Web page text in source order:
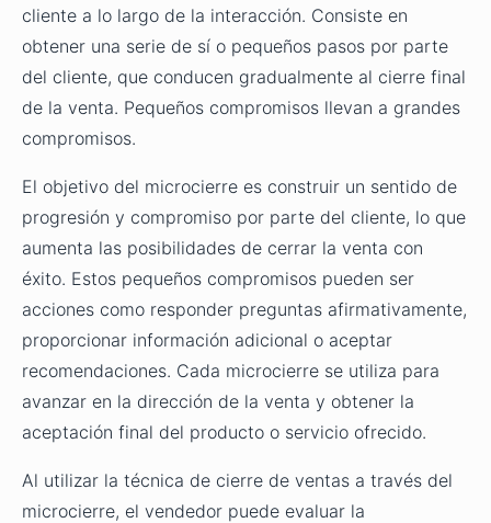
cliente a lo largo de la interacción. Consiste en
obtener una serie de sí o pequeños pasos por parte
del cliente, que conducen gradualmente al cierre final
de la venta. Pequeños compromisos llevan a grandes
compromisos.
El objetivo del microcierre es construir un sentido de
progresión y compromiso por parte del cliente, lo que
aumenta las posibilidades de cerrar la venta con
éxito. Estos pequeños compromisos pueden ser
acciones como responder preguntas afirmativamente,
proporcionar información adicional o aceptar
recomendaciones. Cada microcierre se utiliza para
avanzar en la dirección de la venta y obtener la
aceptación final del producto o servicio ofrecido.
Al utilizar la técnica de cierre de ventas a través del
microcierre, el vendedor puede evaluar la